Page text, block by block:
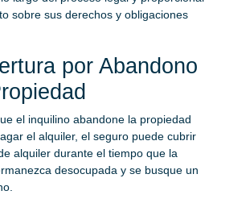
sobre sus derechos y obligaciones
por Abandono
el inquilino abandone la propiedad
el alquiler, el seguro puede cubrir
alquiler durante el tiempo que la
desocupada y se busque un